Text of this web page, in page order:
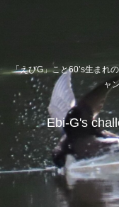
「えびG」こと60’s生まれ
ャ
Ebi-G's